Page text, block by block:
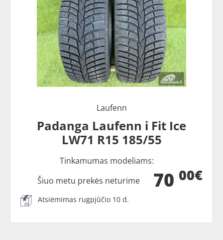
Laufenn
Padanga Laufenn i Fit Ice
LW71 R15 185/55
Tinkamumas modeliams:
70 00€
Šiuo metu prekės neturime
Atsiėmimas rugpjūčio 10 d.